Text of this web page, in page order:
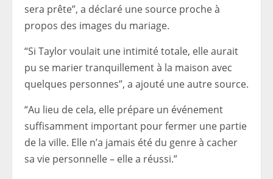
sera prête”, a déclaré une source proche à
propos des images du mariage.
“Si Taylor voulait une intimité totale, elle aurait
pu se marier tranquillement à la maison avec
quelques personnes”, a ajouté une autre source.
“Au lieu de cela, elle prépare un événement
suffisamment important pour fermer une partie
de la ville. Elle n’a jamais été du genre à cacher
sa vie personnelle – elle a réussi.”